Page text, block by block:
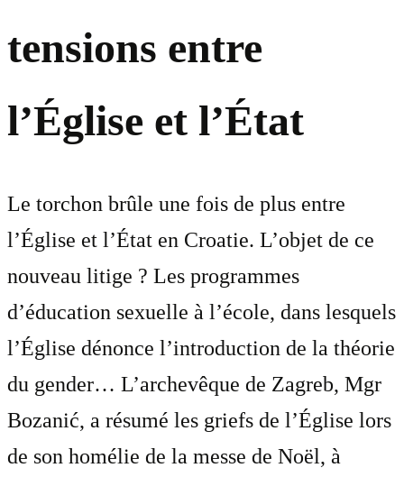
tensions entre
l’Église et l’État
Le torchon brûle une fois de plus entre
l’Église et l’État en Croatie. L’objet de ce
nouveau litige ? Les programmes
d’éducation sexuelle à l’école, dans lesquels
l’Église dénonce l’introduction de la théorie
du gender… L’archevêque de Zagreb, Mgr
Bozanić, a résumé les griefs de l’Église lors
de son homélie de la messe de Noël, à